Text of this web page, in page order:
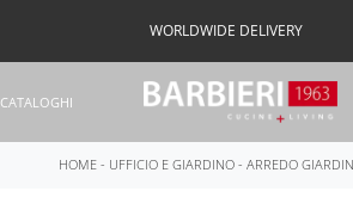
WORLDWIDE DELIVERY
CATALOGHI
HOME - UFFICIO E GIARDINO - ARREDO